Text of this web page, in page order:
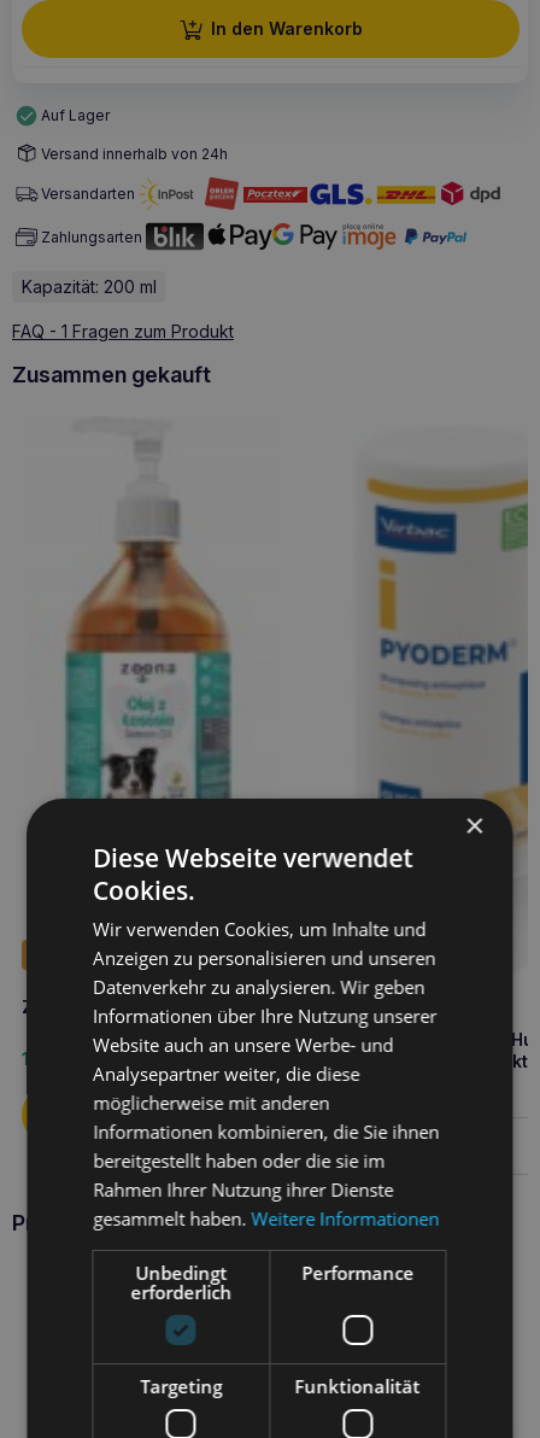
In den Warenkorb
Auf Lager
Versand innerhalb von 24h
Versandarten
Zahlungsarten
Kapazität: 200 ml
FAQ - 1 Fragen zum Produkt
Zusammen gekauft
Bestseller
ZOONA Lachsöl 1l
11,60
VIRBAC pyoderm 250ml
Katze Shampoo –
antimykotisch
Produkte EUROWET
×
Diese Webseite verwendet
Cookies.
Wir verwenden Cookies, um Inhalte und
Anzeigen zu personalisieren und unseren
Datenverkehr zu analysieren. Wir geben
Informationen über Ihre Nutzung unserer
Website auch an unsere Werbe- und
Analysepartner weiter, die diese
möglicherweise mit anderen
Informationen kombinieren, die Sie ihnen
bereitgestellt haben oder die sie im
Rahmen Ihrer Nutzung ihrer Dienste
gesammelt haben.Weitere Informationen
Unbedingt
erforderlich
Performance
Targeting Funktionalität